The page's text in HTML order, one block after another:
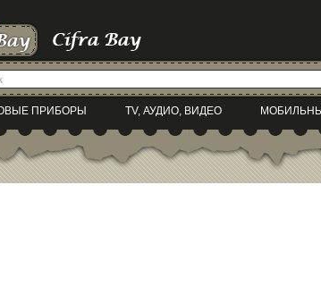
ПРИБОРЫ TV, АУДИО, ВИДЕО